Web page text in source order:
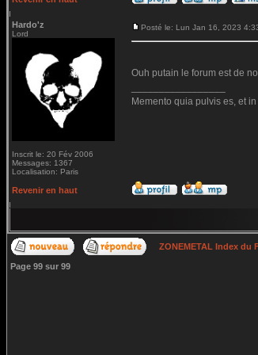
Hardo'z
Lord
Inscrit le: 20 Fév 2006
Messages: 1367
Localisation: Paris
Posté le: Lun Jan 16, 2023
Ouh putain le forum est de
Memento quia pulvis es, et
Revenir en haut
ZONEMETAL Index du
Page 99 sur 99